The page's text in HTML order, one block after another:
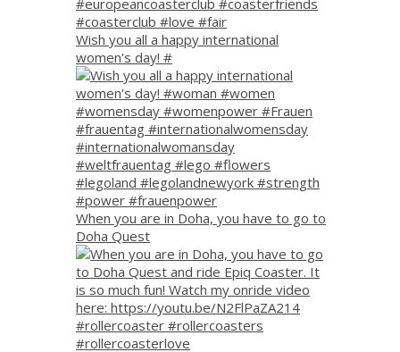
Wish you all a happy international
women's day! #
When you are in Doha, you have to go to
Doha Quest